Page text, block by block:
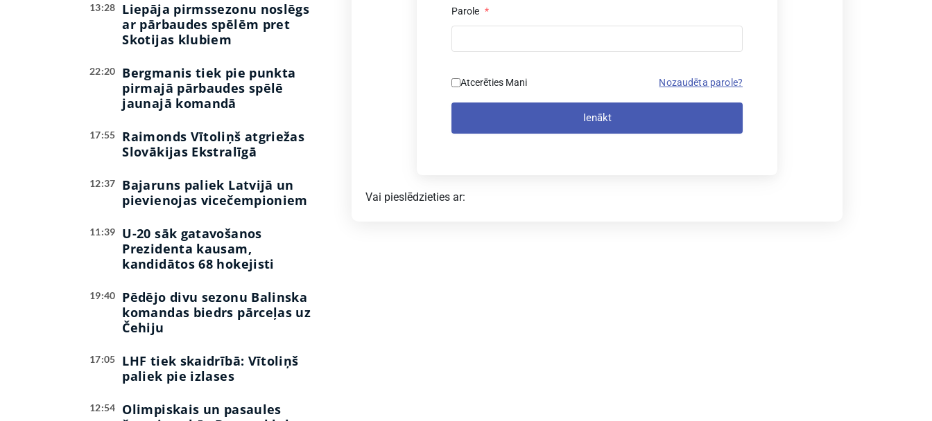
13:28
Liepāja pirmssezonu noslēgs
ar pārbaudes spēlēm pret
Skotijas klubiem
22:20
Bergmanis tiek pie punkta
pirmajā pārbaudes spēlē
jaunajā komandā
17:55
Raimonds Vītoliņš atgriežas
Slovākijas Ekstralīgā
12:37
Bajaruns paliek Latvijā un
pievienojas vicečempioniem
11:39
U-20 sāk gatavošanos
Prezidenta kausam,
kandidātos 68 hokejisti
19:40
Pēdējo divu sezonu Balinska
komandas biedrs pārceļas uz
Čehiju
17:05
LHF tiek skaidrībā: Vītoliņš
paliek pie izlases
12:54
Olimpiskais un pasaules
Parole *
Atcerēties Mani Nozaudēta parole?
Ienākt
Vai pieslēdzieties ar: